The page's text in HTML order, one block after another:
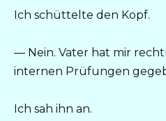
Ich schüttelte den Kopf.
— Nein. Vater hat mir
internen Prüfungen
Ich sah ihn an.